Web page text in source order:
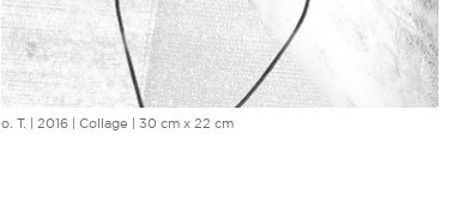
o. T. | 2016 | Collage | 30 cm x 22 cm